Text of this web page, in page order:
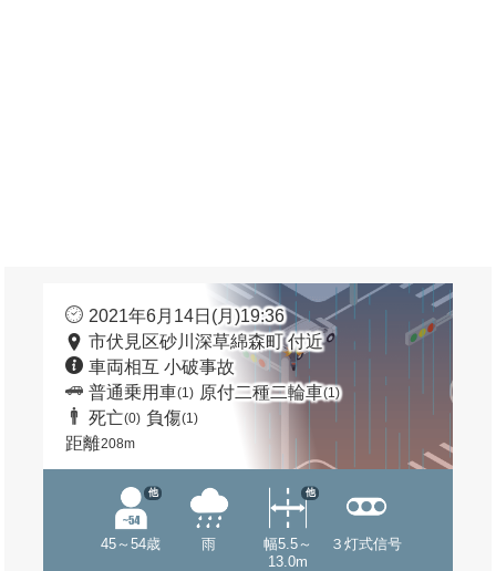
2021年6月14日(月)19:36
市伏見区砂川深草綿森町 付近
車両相互 小破事故
普通乗用車(1) 原付二種二輪車(1)
死亡(0) 負傷(1)
距離208m
45～54歳
他
雨
幅5.5～
13.0m
他
３灯式信号